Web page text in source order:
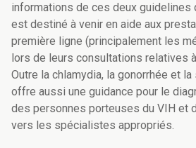
informations de ces deux guidelines
est destiné à venir en aide aux
première ligne (principalement les
lors de leurs consultations relatives
Outre la chlamydia, la gonorrhée et
offre aussi une guidance pour le
des personnes porteuses du VIH et
vers les spécialistes appropriés.